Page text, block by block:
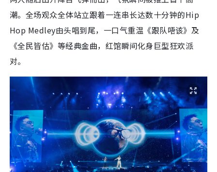
潮。全场观众全体站立跟着一连串长达数十分钟的Hip
Hop Medley由头唱到尾，一口气重温《跟队唔该》及
《全民皆估》等经典金曲，红馆瞬间化身巨型狂欢派
对。